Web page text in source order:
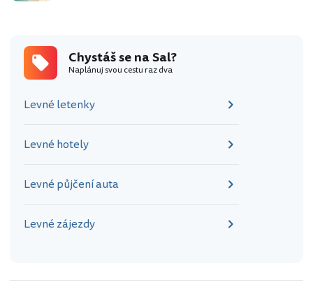
Chystáš se na Sal?
Naplánuj svou cestu raz dva
Levné letenky
Levné hotely
Levné půjčení auta
Levné zájezdy